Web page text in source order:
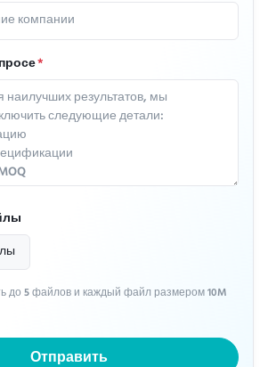
*
до 5 файлов и каждый файл размером 10M
Отправить